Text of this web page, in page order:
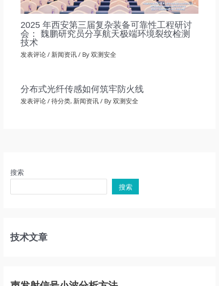
搜索
搜索
技术文章
2025 年西安第三届复杂装备可靠性工程研讨
会： 魏鹏研究员分享航天极端环境裂纹检测
技术
发表评论/ 新闻资讯/ By双测安全
分布式光纤传感如何筑牢防火线
发表评论/待分类, 新闻资讯/ By双测安全